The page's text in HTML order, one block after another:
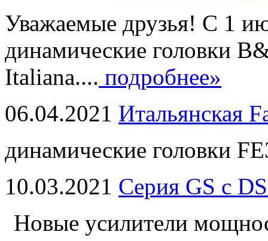
Уважаемые друзья! С 1
динамические головки
Italiana.... подробнее»
06.04.2021 Итальянская
динамические головки
10.03.2021 Серия GS с
Новые усилители